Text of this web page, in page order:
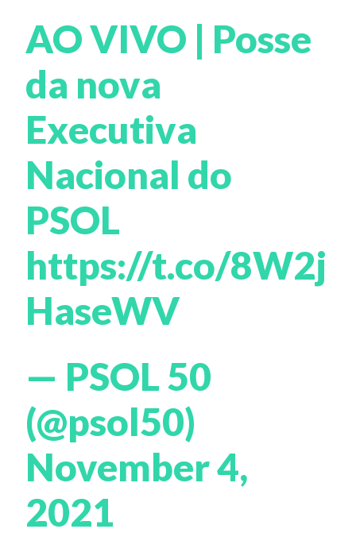
AO VIVO | Posse
da nova
Executiva
Nacional do
PSOL
https://t.co/8W2j
HaseWV
— PSOL 50
(@psol50)
November 4,
2021